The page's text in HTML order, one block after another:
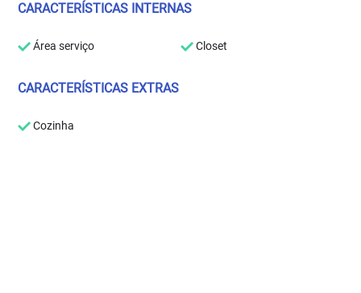
CARACTERÍSTICAS INTERNAS
Área serviço Closet
CARACTERÍSTICAS EXTRAS
Cozinha